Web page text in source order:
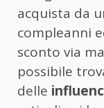
acquista da
compleanni
sconto via
possibile
delle